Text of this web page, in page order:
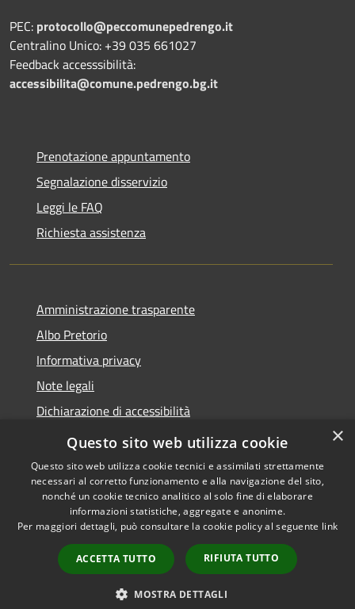
PEC: protocollo@peccomunepedrengo.it
Centralino Unico: +39 035 661027
Feedback accesssibilità:
accessibilita@comune.pedrengo.bg.it
Prenotazione appuntamento
Segnalazione disservizio
Leggi le FAQ
Richiesta assistenza
Amministrazione trasparente
Albo Pretorio
Informativa privacy
Note legali
Dichiarazione di accessibilità
Area riservata dipendenti
Accessibilità
Copyright © 2026 • Comune di
Pedrengo • Powered by
Municipium•
Accesso
redazione
×
Questo sito web utilizza cookie
Questo sito web utilizza cookie tecnici e assimilati strettamente
necessari al corretto funzionamento e alla navigazione del sito,
nonché un cookie tecnico analitico al solo fine di elaborare
informazioni statistiche, aggregate e anonime.
Per maggiori dettagli, può consultare la cookie policy al seguente link
ACCETTA TUTTO RIFIUTA TUTTO
MOSTRA DETTAGLI